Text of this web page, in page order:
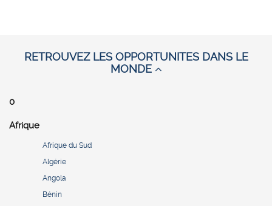
RETROUVEZ LES OPPORTUNITES DANS LE
MONDE
0
Afrique
Afrique du Sud
Algérie
Angola
Bénin